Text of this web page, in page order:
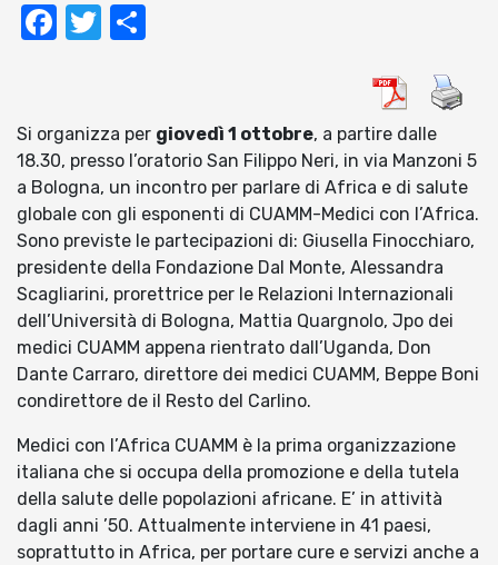
Facebook
Twitter
Si organizza per giovedì 1 ottobre, a partire dalle
18.30, presso l’oratorio San Filippo Neri, in via Manzoni 5
a Bologna, un incontro per parlare di Africa e di salute
globale con gli esponenti di CUAMM-Medici con l’Africa.
Sono previste le partecipazioni di: Giusella Finocchiaro,
presidente della Fondazione Dal Monte, Alessandra
Scagliarini, prorettrice per le Relazioni Internazionali
dell’Università di Bologna, Mattia Quargnolo, Jpo dei
medici CUAMM appena rientrato dall’Uganda, Don
Dante Carraro, direttore dei medici CUAMM, Beppe Boni
condirettore de il Resto del Carlino.
Medici con l’Africa CUAMM è la prima organizzazione
italiana che si occupa della promozione e della tutela
della salute delle popolazioni africane. E’ in attività
dagli anni ’50. Attualmente interviene in 41 paesi,
soprattutto in Africa, per portare cure e servizi anche a